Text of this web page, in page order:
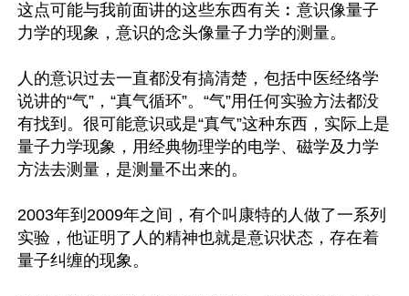
这点可能与我前面讲的这些东西有关︰意识像量子
力学的现象，意识的念头像量子力学的测量。
人的意识过去一直都没有搞清楚，包括中医经络学
说讲的“气”，“真气循环”。“气”用任何实验方法都没
有找到。很可能意识或是“真气”这种东西，实际上是
量子力学现象，用经典物理学的电学、磁学及力学
方法去测量，是测量不出来的。
2003年到2009年之间，有个叫康特的人做了一系列
实验，他证明了人的精神也就是意识状态，存在着
量子纠缠的现象。